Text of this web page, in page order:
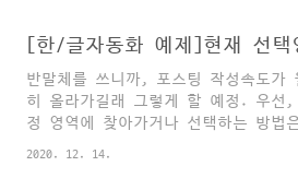
분인 것 같아요. SetPos로 두 개의 포
을 선택해서 사이구간을 다른이름으
장하는 방법을 물어보셨습니다. 우선
택한 블록을 다른이름으로 저장..
백 페이지 규모의 HWP문서를 만질 때
는 경우가 있는데, 그 중 최고랄 만한
업은 바로 "용지를 바꾸거나 여백을
했을 때"이다. ㄷㄷㄷㄷ 이러면 표 뿐
아니라 각각의 이미지 전체를 문서 폭
반말체를 쓰니까, 포스팅 작성속도가
히 올라가길래 그렇게 할 예정. 우선,
정 영역에 찾아가거나 선택하는 방법
2020. 12. 14.